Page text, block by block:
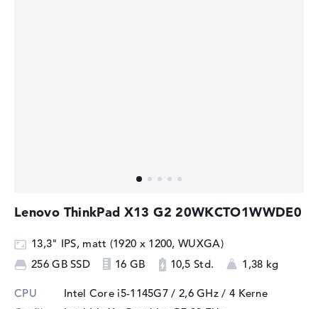
Lenovo ThinkPad X13 G2 20WKCTO1WWDE0
13,3" IPS, matt (1920 x 1200, WUXGA)
256 GB SSD
16 GB 10,5 Std. 1,38 kg
CPU Intel Core i5-1145G7 / 2,6 GHz / 4 Kerne